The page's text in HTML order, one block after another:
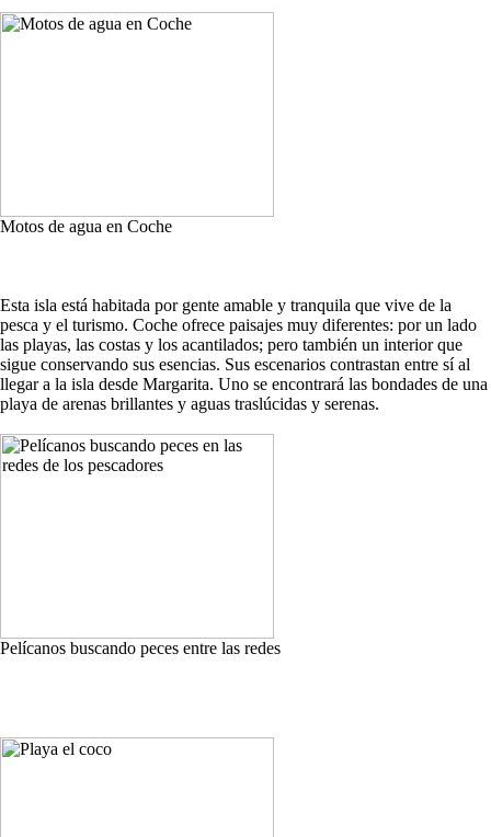
Motos de agua en Coche
Esta isla está habitada por gente amable y tranquila que vive de la
pesca y el turismo. Coche ofrece paisajes muy diferentes: por un lado
las playas, las costas y los acantilados; pero también un interior que
sigue conservando sus esencias. Sus escenarios contrastan entre sí al
llegar a la isla desde Margarita. Uno se encontrará las bondades de una
playa de arenas brillantes y aguas traslúcidas y serenas.
Pelícanos buscando peces entre las redes